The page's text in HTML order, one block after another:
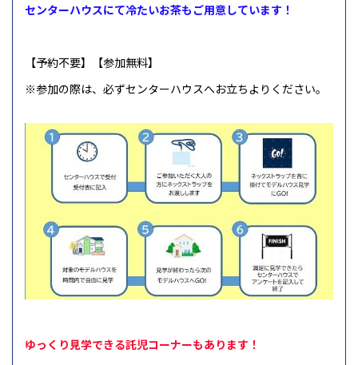
センターハウスにて冷たいお茶もご用意しています！
【予約不要】【参加無料】
※参加の際は、必ずセンターハウスへお立ちよりください。
ゆっくり見学できる託児コーナーもあります！